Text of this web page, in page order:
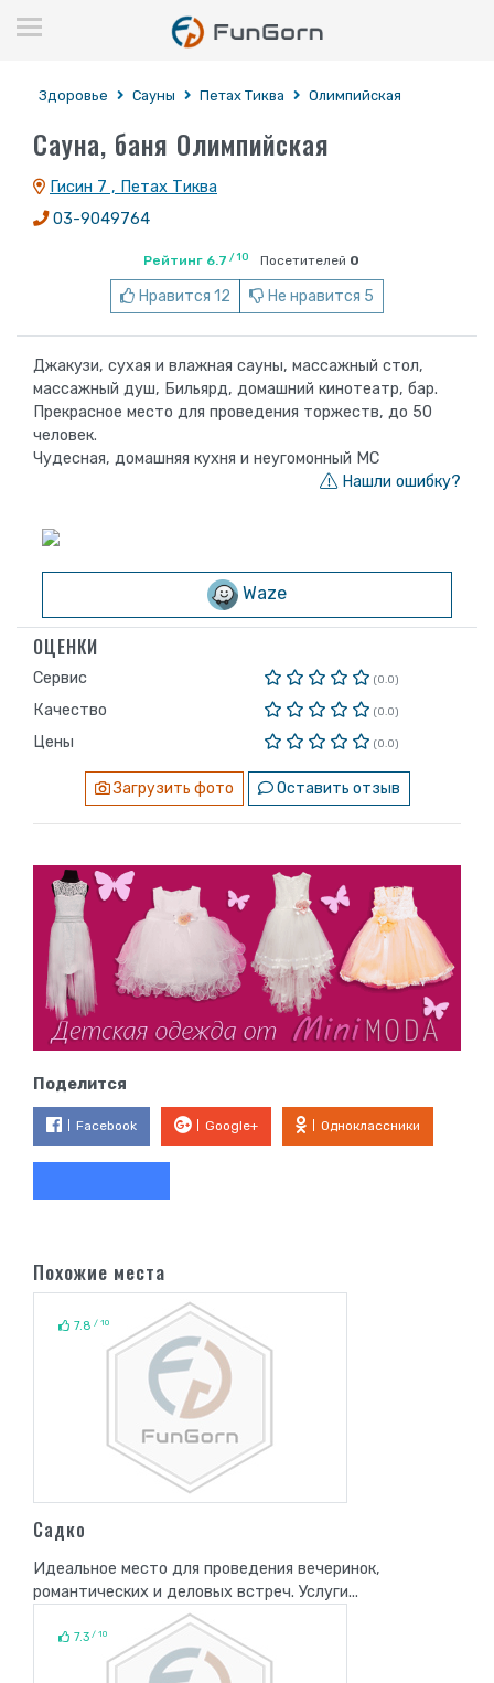
Здоровье Сауны Петах Тиква Олимпийская
Сауна, баня Олимпийская
Гисин 7 , Петах Тиква
03-9049764
Рейтинг 6.7 / 10 Посетителей 0
Нравится 12 Не нравится 5
Джакузи, сухая и влажная сауны, массажный стол,
массажный душ, Бильярд, домашний кинотеатр, бар.
Прекрасное место для проведения торжеств, до 50
человек.
Чудесная, домашняя кухня и неугомонный МС
Нашли ошибку?
Waze
ОЦЕНКИ
Сервис (0.0)
Качество (0.0)
Цены (0.0)
Загрузить фото Оставить отзыв
Поделится
Facebook Google+ Одноклассники
Похожие места
7.8 / 10
Садко
Идеальное место для проведения вечеринок,
романтических и деловых встреч. Услуги...
7.3 / 10